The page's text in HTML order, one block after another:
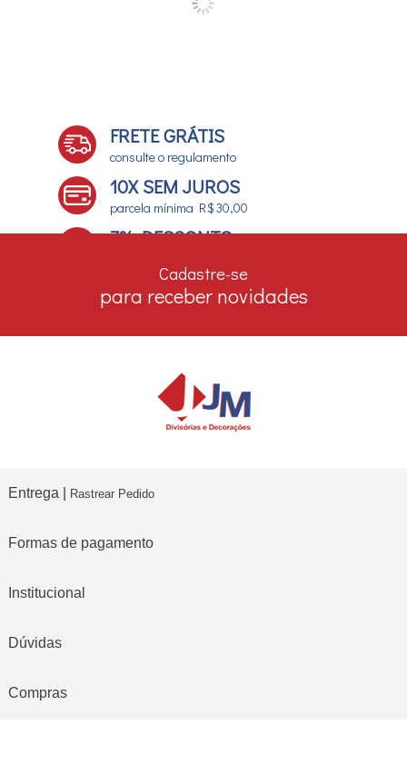
FRETE GRÁTIS
consulte o regulamento
10X SEM JUROS
parcela mínima R$ 30,00
7% DESCONTO
Cadastre-se
para receber novidades
Entrega | Rastrear Pedido
Formas de pagamento
Institucional
Dúvidas
Compras